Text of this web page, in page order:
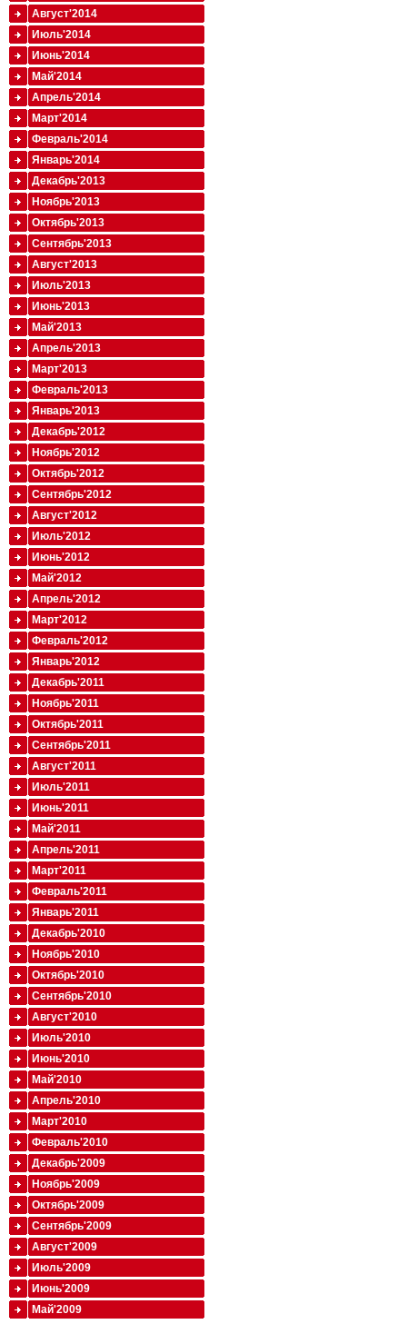
Август'2014
Июль'2014
Июнь'2014
Май'2014
Апрель'2014
Март'2014
Февраль'2014
Январь'2014
Декабрь'2013
Ноябрь'2013
Октябрь'2013
Сентябрь'2013
Август'2013
Июль'2013
Июнь'2013
Май'2013
Апрель'2013
Март'2013
Февраль'2013
Январь'2013
Декабрь'2012
Ноябрь'2012
Октябрь'2012
Сентябрь'2012
Август'2012
Июль'2012
Июнь'2012
Май'2012
Апрель'2012
Март'2012
Февраль'2012
Январь'2012
Декабрь'2011
Ноябрь'2011
Октябрь'2011
Сентябрь'2011
Август'2011
Июль'2011
Июнь'2011
Май'2011
Апрель'2011
Март'2011
Февраль'2011
Январь'2011
Декабрь'2010
Ноябрь'2010
Октябрь'2010
Сентябрь'2010
Август'2010
Июль'2010
Июнь'2010
Май'2010
Апрель'2010
Март'2010
Февраль'2010
Декабрь'2009
Ноябрь'2009
Октябрь'2009
Сентябрь'2009
Август'2009
Июль'2009
Июнь'2009
Май'2009